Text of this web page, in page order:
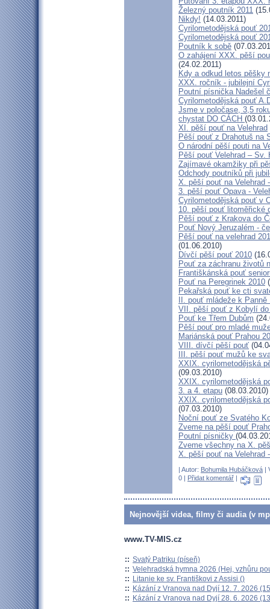
Železný poutník 2011
Nikdy! (14.03.2011)
Cyrilometodějská pouť
Cyrilometodějská pouť
Poutník k sobě
O zahájení XXX. pěší
(24.02.2011)
Kdy a odkud letos pěšky
XXX. ročník - jubilejní
Poutní písnička Nadešel
Cyrilometodějská pouť
Jsme v poločase, 3,5
chystat DO CÁCH
XI. pěší pouť na Velehrad
Pěší pouť z Drahotuš na
O národní pěší pouti na
Pěší pouť Velehrad – Sv.
Zajímavé okamžiky při
Odchody poutníků při
X. pěší pouť na Velehrad
3. pěší pouť Opava -
Cyrilometodějská pouť v
10. pěší pouť litoměřické
Pěší pouť z Krakova do
Pouť Nový Jeruzalém -
Pěší pouť na velehrad
(01.06.2010)
Dívčí pěší pouť 2010
Pouť za záchranu životů
Františkánská pouť
Pouť na Peregrinek 2010
Pekařská pouť ke cti
II. pouť mládeže k
VII. pěší pouť z Kobylí
Pouť ke Třem Dubům
Pěší pouť pro mladé
Mariánská pouť Prahou
VIII. dívčí pěší pouť
III. pěší pouť mužů ke
XXIX. cyrilometodějská
(09.03.2010)
XXIX. cyrilometodějská
3. a 4. etapu (08.03.2010)
XXIX. cyrilometodějská
(07.03.2010)
Noční pouť ze Svatého
Zveme na pěší pouť
Poutní písničky
Zveme všechny na X.
X. pěší pouť na Velehrad
| Autor: Bohumila Hubáčková |
0 | Přidat komentář |
Nejnovější videa, filmy či audia (v
www.TV-MIS.cz
:: Svatý Patriku (píseň)
:: Velehradská hymna 2026 (Hej, vzhůru
:: Litanie ke sv. Františkovi z Assisi ()
:: Kázání z Vranova nad Dyjí 12. 7. 2026
:: Kázání z Vranova nad Dyjí 28. 6. 2026